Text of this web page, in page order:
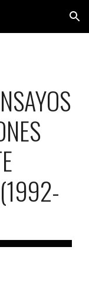
Skip to navigation